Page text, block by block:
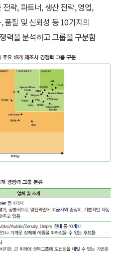
략, 파트너, 생산 전략, 영업,
품질 및 신뢰성 등 10가지의
력을 분석하고 그룹을 구분함